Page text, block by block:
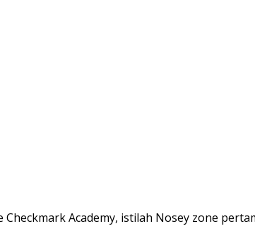
Academy, istilah Nosey zone